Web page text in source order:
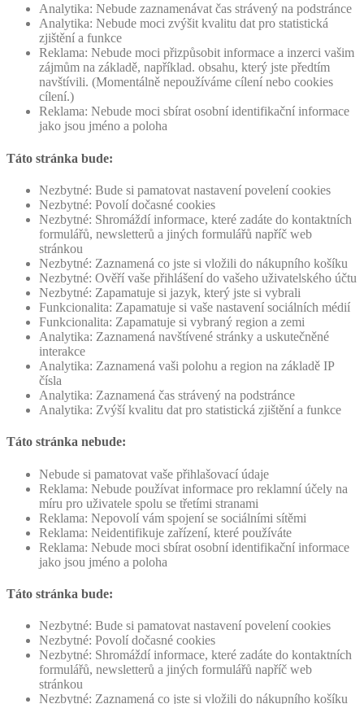
Analytika: Nebude zaznamenávat čas strávený na podstránce
Analytika: Nebude moci zvýšit kvalitu dat pro statistická
zjištění a funkce
Reklama: Nebude moci přizpůsobit informace a inzerci vašim
zájmům na základě, například. obsahu, který jste předtím
navštívili. (Momentálně nepoužíváme cílení nebo cookies
cílení.)
Reklama: Nebude moci sbírat osobní identifikační informace
jako jsou jméno a poloha
Táto stránka bude:
Nezbytné: Bude si pamatovat nastavení povelení cookies
Nezbytné: Povolí dočasné cookies
Nezbytné: Shromáždí informace, které zadáte do kontaktních
formulářů, newsletterů a jiných formulářů napříč web
stránkou
Nezbytné: Zaznamená co jste si vložili do nákupního košíku
Nezbytné: Ověří vaše přihlášení do vašeho uživatelského účtu
Nezbytné: Zapamatuje si jazyk, který jste si vybrali
Funkcionalita: Zapamatuje si vaše nastavení sociálních médií
Funkcionalita: Zapamatuje si vybraný region a zemi
Analytika: Zaznamená navštívené stránky a uskutečněné
interakce
Analytika: Zaznamená vaši polohu a region na základě IP
čísla
Analytika: Zaznamená čas strávený na podstránce
Analytika: Zvýší kvalitu dat pro statistická zjištění a funkce
Táto stránka nebude:
Nebude si pamatovat vaše přihlašovací údaje
Reklama: Nebude používat informace pro reklamní účely na
míru pro uživatele spolu se třetími stranami
Reklama: Nepovolí vám spojení se sociálními sítěmi
Reklama: Neidentifikuje zařízení, které používáte
Reklama: Nebude moci sbírat osobní identifikační informace
jako jsou jméno a poloha
Táto stránka bude:
Nezbytné: Bude si pamatovat nastavení povelení cookies
Nezbytné: Povolí dočasné cookies
Nezbytné: Shromáždí informace, které zadáte do kontaktních
formulářů, newsletterů a jiných formulářů napříč web
stránkou
Nezbytné: Zaznamená co jste si vložili do nákupního košíku